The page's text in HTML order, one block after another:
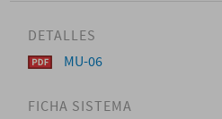
DETALLES
MU-06
FICHA SISTEMA